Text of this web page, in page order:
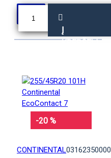
Į
KREPŠELĮ
-20 %
CONTINENTAL03162350000